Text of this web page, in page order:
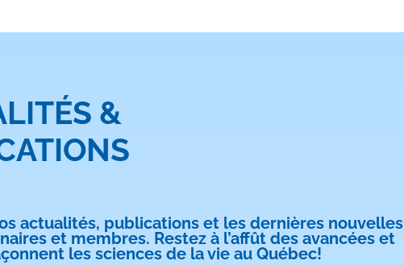
&
actualités, publications et les dernières nouvelles
et membres. Restez à l’affût des avancées et
les sciences de la vie au Québec!